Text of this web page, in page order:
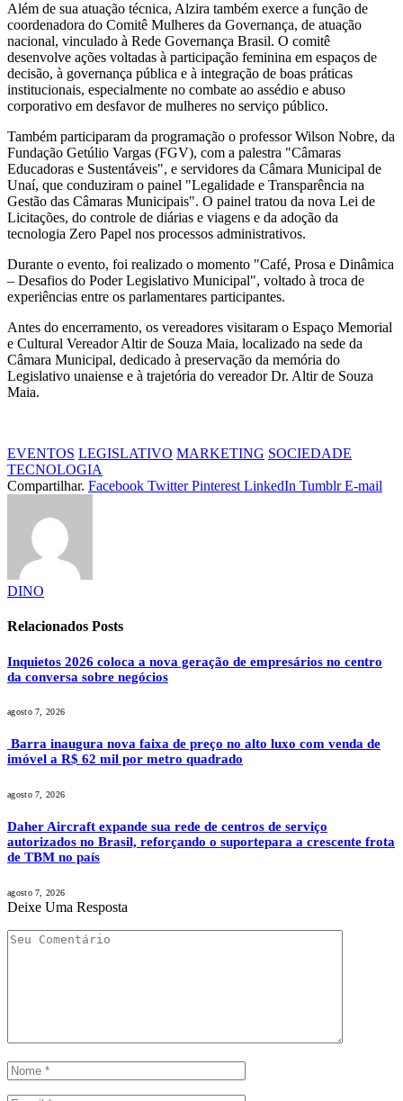
Além de sua atuação técnica, Alzira também exerce a função de
coordenadora do Comitê Mulheres da Governança, de atuação
nacional, vinculado à Rede Governança Brasil. O comitê
desenvolve ações voltadas à participação feminina em espaços de
decisão, à governança pública e à integração de boas práticas
institucionais, especialmente no combate ao assédio e abuso
corporativo em desfavor de mulheres no serviço público.
Também participaram da programação o professor Wilson Nobre, da
Fundação Getúlio Vargas (FGV), com a palestra "Câmaras
Educadoras e Sustentáveis", e servidores da Câmara Municipal de
Unaí, que conduziram o painel "Legalidade e Transparência na
Gestão das Câmaras Municipais". O painel tratou da nova Lei de
Licitações, do controle de diárias e viagens e da adoção da
tecnologia Zero Papel nos processos administrativos.
Durante o evento, foi realizado o momento "Café, Prosa e Dinâmica
– Desafios do Poder Legislativo Municipal", voltado à troca de
experiências entre os parlamentares participantes.
Antes do encerramento, os vereadores visitaram o Espaço Memorial
e Cultural Vereador Altir de Souza Maia, localizado na sede da
Câmara Municipal, dedicado à preservação da memória do
Legislativo unaiense e à trajetória do vereador Dr. Altir de Souza
Maia.
EVENTOS LEGISLATIVO MARKETING SOCIEDADE
TECNOLOGIA
Compartilhar. Facebook Twitter Pinterest LinkedIn Tumblr E-mail
DINO
Relacionados Posts
Inquietos 2026 coloca a nova geração de empresários no centro
da conversa sobre negócios
agosto 7, 2026
Barra inaugura nova faixa de preço no alto luxo com venda de
imóvel a R$ 62 mil por metro quadrado
agosto 7, 2026
Daher Aircraft expande sua rede de centros de serviço
autorizados no Brasil, reforçando o suportepara a crescente frota
de TBM no país
agosto 7, 2026
Deixe Uma Resposta